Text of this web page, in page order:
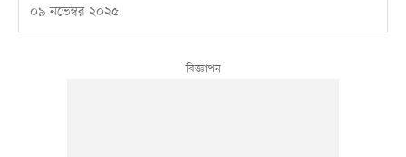
০৯ নভেম্বর ২০২৫